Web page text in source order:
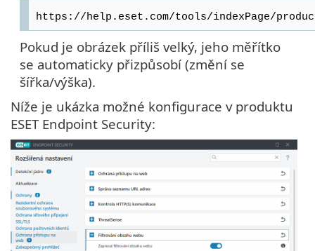
https://help.eset.com/tools/indexPage/
Pokud je obrázek příliš velký, jeho měřítko
se automaticky přizpůsobí (změní se
šířka/výška).
Níže je ukázka možné konfigurace v produktu
ESET Endpoint Security: